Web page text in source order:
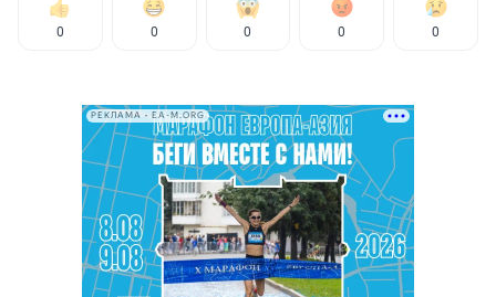
0 0 0 0 0
РЕКЛАМА • EA-M.ORG